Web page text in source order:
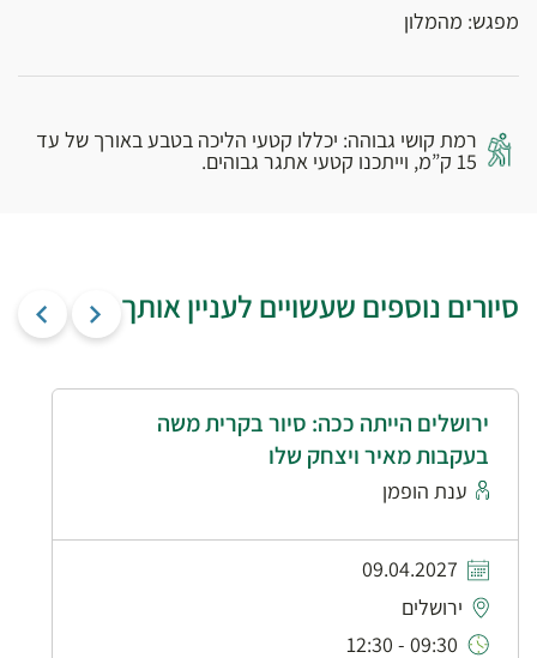
מפגש: מהמלון
רמת קושי גבוהה: יכללו קטעי הליכה בטבע באורך של עד
15 ק”מ, וייתכנו קטעי אתגר גבוהים.
סיורים נוספים שעשויים לעניין אותך
ירושלים הייתה ככה: סיור בקרית משה
בעקבות מאיר ויצחק שלו
ענת הופמן
09.04.2027
ירושלים
09:30 - 12:30